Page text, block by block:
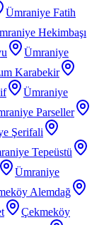
Ümraniye Fatih
Hekimbaşı
Ümraniye
Karabekir
Ümraniye
Parseller
Şerifali
Tepeüstü
Ümraniye
Alemdağ
Çekmeköy